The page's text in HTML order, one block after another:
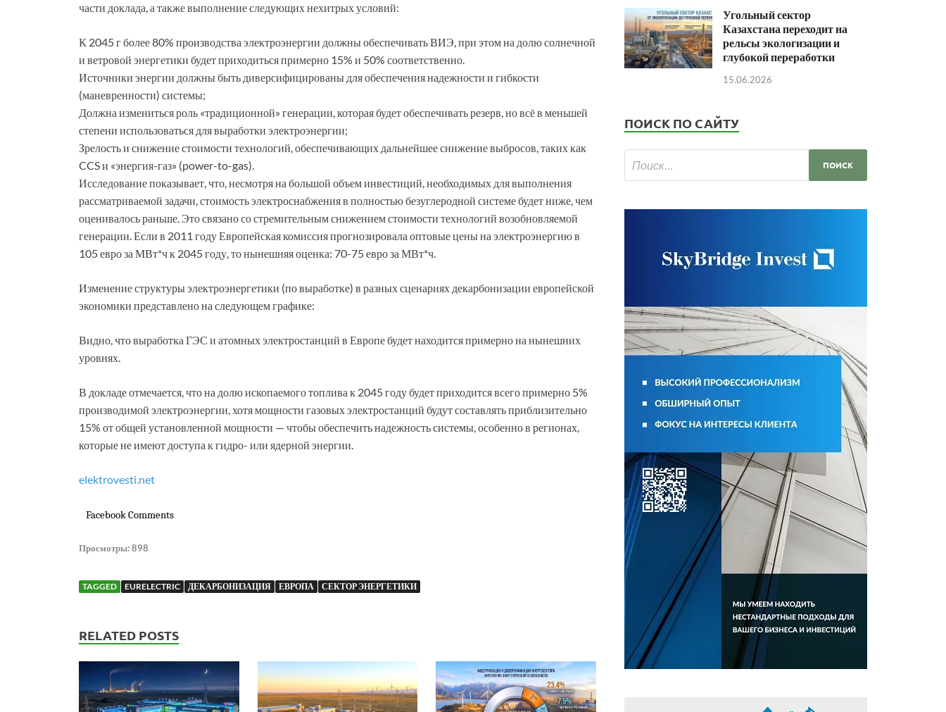
части доклада, а также выполнение следующих нехитрых условий:
К 2045 г более 80% производства электроэнергии должны обеспечивать ВИЭ, при этом на долю солнечной
и ветровой энергетики будет приходиться примерно 15% и 50% соответственно.
Источники энергии должны быть диверсифицированы для обеспечения надежности и гибкости
(маневренности) системы;
Должна измениться роль «традиционной» генерации, которая будет обеспечивать резерв, но всё в меньшей
степени использоваться для выработки электроэнергии;
Зрелость и снижение стоимости технологий, обеспечивающих дальнейшее снижение выбросов, таких как
CCS и «энергия-газ» (power-to-gas).
Исследование показывает, что, несмотря на большой объем инвестиций, необходимых для выполнения
рассматриваемой задачи, стоимость электроснабжения в полностью безуглеродной системе будет ниже, чем
оценивалось раньше. Это связано со стремительным снижением стоимости технологий возобновляемой
генерации. Если в 2011 году Европейская комиссия прогнозировала оптовые цены на электроэнергию в
105 евро за МВт*ч к 2045 году, то нынешняя оценка: 70-75 евро за МВт*ч.
Изменение структуры электроэнергетики (по выработке) в разных сценариях декарбонизации европейской
экономики представлено на следующем графике:
Видно, что выработка ГЭС и атомных электростанций в Европе будет находится примерно на нынешних
уровнях.
В докладе отмечается, что на долю ископаемого топлива к 2045 году будет приходится всего примерно 5%
производимой электроэнергии, хотя мощности газовых электростанций будут составлять приблизительно
15% от общей установленной мощности — чтобы обеспечить надежность системы, особенно в регионах,
которые не имеют доступа к гидро- или ядерной энергии.
elektrovesti.net
Facebook Comments
Просмотры:898
TAGGED EURELECTRIC ДЕКАРБОНИЗАЦИЯ ЕВРОПА СЕКТОР ЭНЕРГЕТИКИ
RELATED POSTS
Угольный сектор
Казахстана переходит на
рельсы экологизации и
глубокой переработки
15.06.2026
ПОИСК ПО САЙТУ